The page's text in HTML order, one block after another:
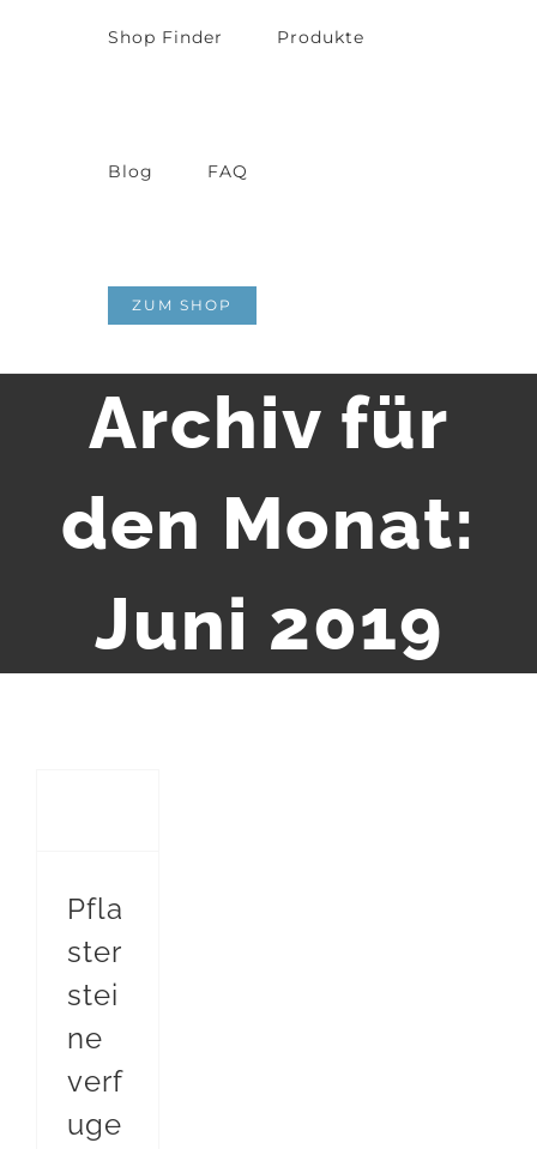
Shop Finder Produkte
Blog FAQ
ZUM SHOP
Archiv für
den Monat:
Juni 2019
Pfla
ster
stei
ne
verf
uge